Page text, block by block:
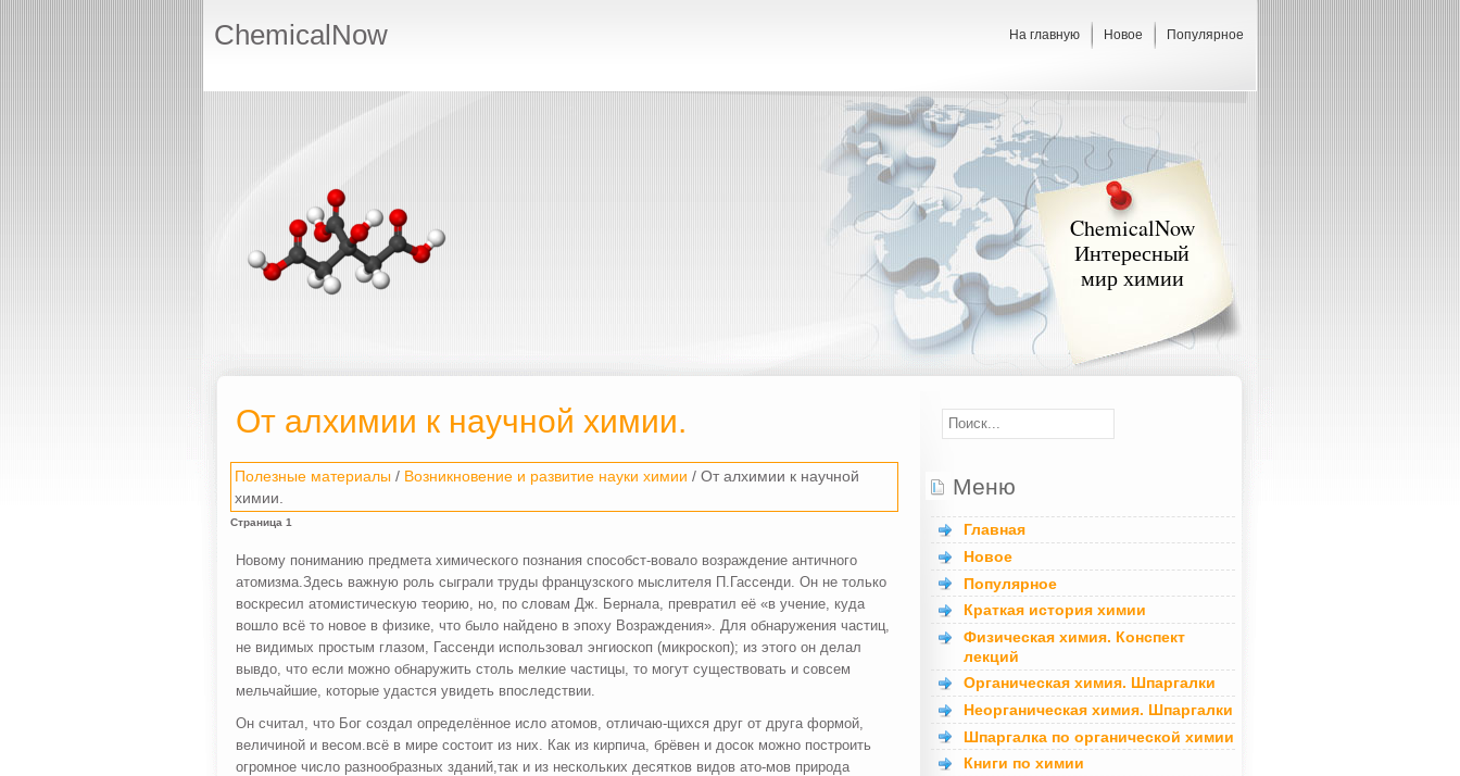
ChemicalNow На главную Новое Популярное
ChemicalNow
Интересный
мир химии
От алхимии к научной химии.
Полезные материалы / Возникновение и развитие науки химии / От алхимии к научной
химии.
Страница 1
Новому пониманию предмета химического познания способст-вовало возраждение античного
атомизма.Здесь важную роль сыграли труды французского мыслителя П.Гассенди. Он не только
воскресил атомистическую теорию, но, по словам Дж. Бернала, превратил её «в учение, куда
вошло всё то новое в физике, что было найдено в эпоху Возраждения». Для обнаружения частиц,
не видимых простым глазом, Гассенди использовал энгиоскоп (микроскоп); из этого он делал
вывдо, что если можно обнаружить столь мелкие частицы, то могут существовать и совсем
мельчайшие, которые удастся увидеть впоследствии.
Он считал, что Бог создал определённое исло атомов, отличаю-щихся друг от друга формой,
величиной и весом.всё в мире состоит из них. Как из кирпича, брёвен и досок можно построить
огромное число разнообразных зданий,так и из нескольких десятков видов ато-мов природа
Меню
Главная
Новое
Популярное
Краткая история химии
Физическая химия. Конспект
лекций
Органическая химия. Шпаргалки
Неорганическая химия. Шпаргалки
Шпаргалка по органической химии
Книги по химии